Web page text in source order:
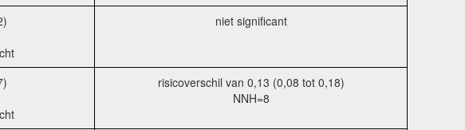
niet significant
risicoverschil van 0,13 (0,08 tot 0,18)
NNH=8